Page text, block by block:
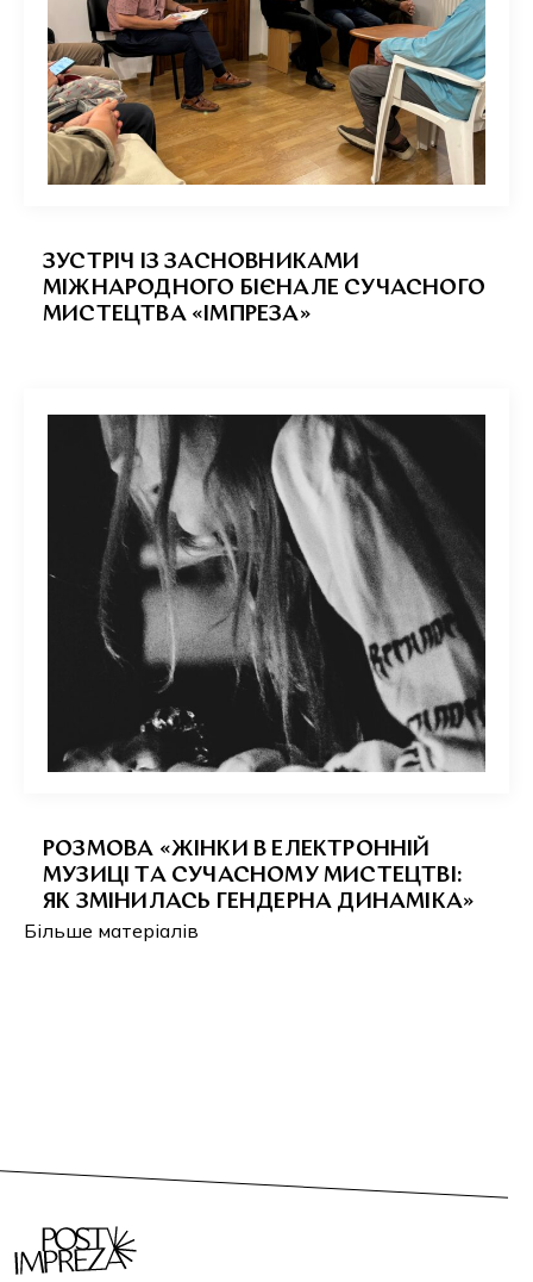
ЗУСТРІЧ ІЗ ЗАСНОВНИКАМИ
МІЖНАРОДНОГО БІЄНАЛЕ СУЧАСНОГО
МИСТЕЦТВА «ІМПРЕЗА»
РОЗМОВА «ЖІНКИ В ЕЛЕКТРОННІЙ
МУЗИЦІ ТА СУЧАСНОМУ МИСТЕЦТВІ:
ЯК ЗМІНИЛАСЬ ГЕНДЕРНА ДИНАМІКА»
Більше матеріалів